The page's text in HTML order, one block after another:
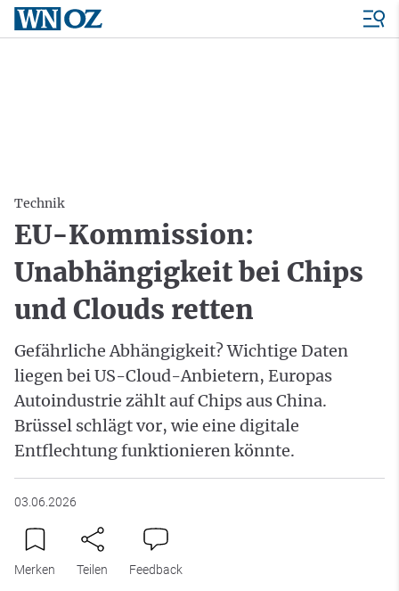
Technik
EU-Kommission:
Unabhängigkeit bei Chips
und Clouds retten
Gefährliche Abhängigkeit? Wichtige Daten
liegen bei US-Cloud-Anbietern, Europas
Autoindustrie zählt auf Chips aus China.
Brüssel schlägt vor, wie eine digitale
Entflechtung funktionieren könnte.
03.06.2026
Merken Teilen Feedback